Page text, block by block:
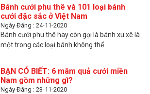
Bánh cưới phu thê và 101 loại bánh
cưới đặc sắc ở Việt Nam
Ngày Đăng : 24-11-2020
Bánh cưới phu thê hay còn gọi là bánh xu xê là
một trong các loại bánh không thể...
BẠN CÓ BIẾT: 6 mâm quả cưới miền
Nam gồm những gì?
Ngày Đăng : 23-11-2020